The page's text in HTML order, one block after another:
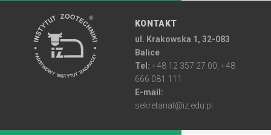
KONTAKT
ul. Krakowska 1, 32-083
Balice
Tel: +48 12 357 27 00, +48
666 081 111
E-mail:
sekretariat@iz.edu.pl